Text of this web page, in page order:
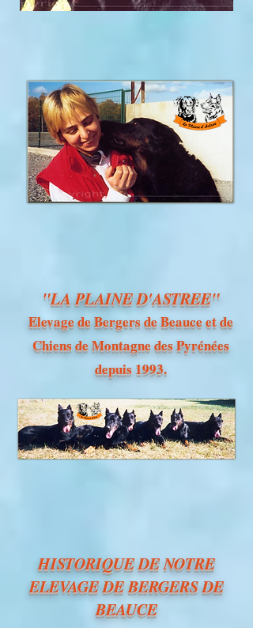
"LA PLAINE D'ASTREE"
Elevage de Bergers de Beauce et de
Chiens de Montagne des Pyrénées
depuis 1993.
HISTORIQUE DE NOTRE
ELEVAGE DE BERGERS DE
BEAUCE